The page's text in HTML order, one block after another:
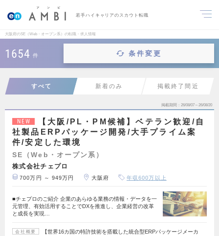
若手ハイキャリアのスカウト転職
大阪府のSE（Web・オープン系）の転職・求人情報
1654 件 条件変更
すべて 新着のみ 掲載終了間近
掲載期間 26/08/07～26/08/20
NEW
【大阪/PL・PM候補】ベテラン歓迎/自
社製品ERPパッケージ開発/大手プライム案
件/安定した環境
SE（Web・オープン系）
株式会社チェプロ
700万円 ～ 949万円 大阪府 年収600万以上
■チェプロのご紹介 企業のあらゆる業務の情報・データを一
元管理、有効活用することでDXを推進し、企業経営の改革
と成長を実現…
会社概要
【世界16カ国の特許技術を搭載した統合型ERPパッケージメーカ